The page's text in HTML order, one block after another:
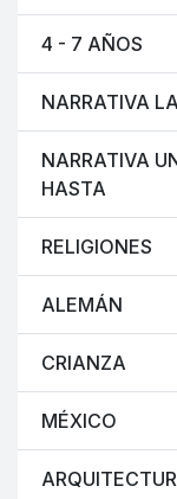
4 - 7 AÑOS
NARRATIVA
NARRATIVA
HASTA
RELIGIONES
ALEMÁN
CRIANZA
MÉXICO